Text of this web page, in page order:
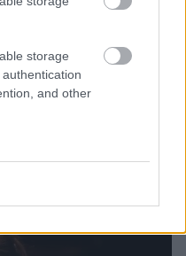
storage
and other